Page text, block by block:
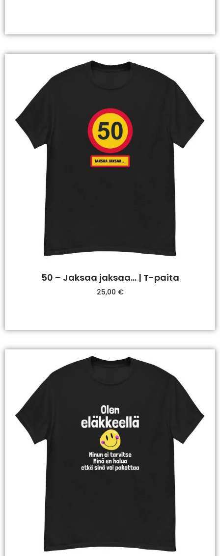
50 – Jaksaa jaksaa… | T-paita
25,00 €